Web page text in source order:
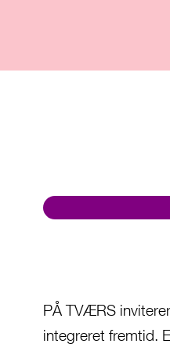
PÅ TVÆRS
integreret fremtid.